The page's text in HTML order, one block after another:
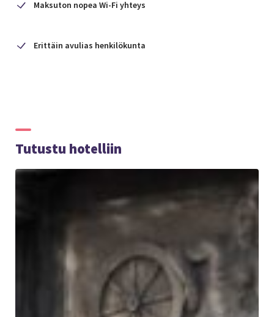
Maksuton nopea Wi-Fi yhteys
Erittäin avulias henkilökunta
Tutustu hotelliin